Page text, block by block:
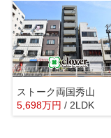
ストーク両国秀山
5,698万円 / 2LDK